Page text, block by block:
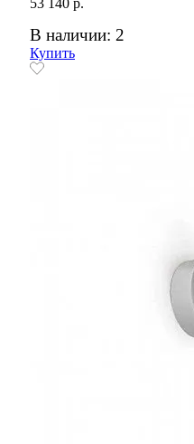
53 140 р.
В наличии: 2
Купить